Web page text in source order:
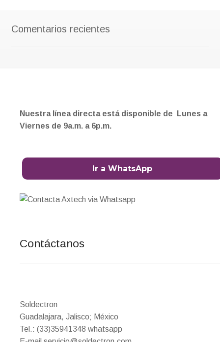
Comentarios recientes
Nuestra línea directa está disponible de Lunes a
Viernes de 9a.m. a 6p.m.
Ir a WhatsApp
Contáctanos
Soldectron
Guadalajara, Jalisco; México
Tel.: (33)35941348 whatsapp